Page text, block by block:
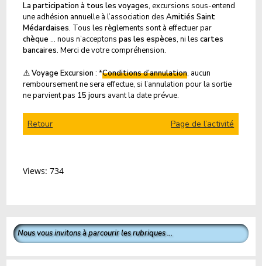
La participation à tous les voyages, excursions sous-entend
une adhésion annuelle à l’association desAmitiés Saint
Médardaises. Tous les règlements sont à effectuer par
chèque … nous n’acceptonspas les espèces, ni lescartes
bancaires. Merci de votre compréhension.
⚠️Voyage Excursion : *Conditions d’annulation, aucun
remboursement ne sera effectue, si l’annulation pour la sortie
ne parvient pas 15 jours avant la date prévue.
Retour Page de l’activité
Views: 734
Nous vous invitons à parcourir les rubriques ...